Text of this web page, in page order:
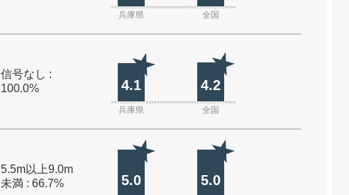
兵庫県 全国
信号なし :
100.0%
4.1 4.2
兵庫県 全国
5.5m以上9.0m
未満 : 66.7%
5.0 5.0